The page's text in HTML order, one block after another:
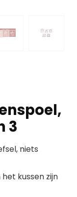
3
niets
kussen zijn